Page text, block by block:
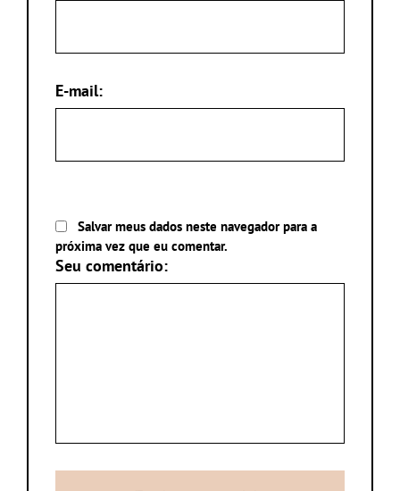
E-mail:
Salvar meus dados neste navegador para a
próxima vez que eu comentar.
Seu comentário: